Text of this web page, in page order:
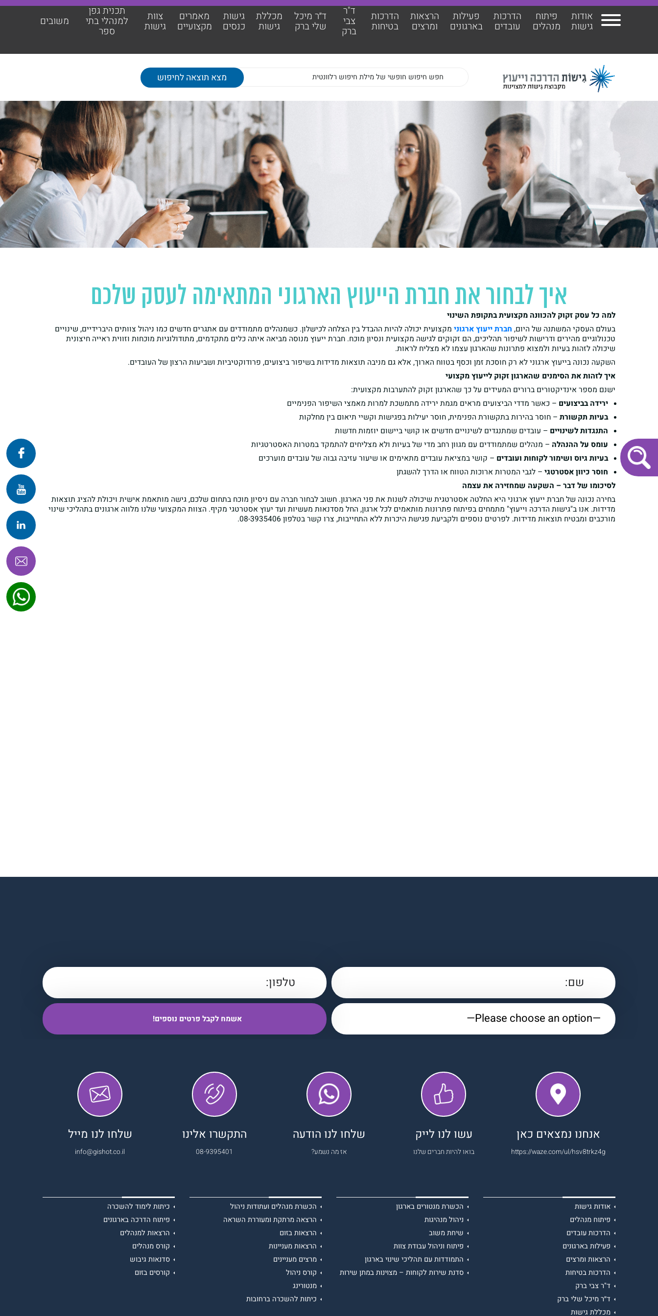
אודות
גישות
פיתוח
מנהלים
הדרכות
עובדים
פעילות
בארגונים
הרצאות
ומרצים
הדרכות
בטיחות
ד"ר
צבי
ברק
ד״ר מיכל
שלי ברק
מכללת
גישות
גישות
כנסים
מאמרים
מקצועיים
צוות
גישות
תכנית גפן
למנהלי בתי
ספר
משובים
אודות גישות
הרצאות ומרצים
ד״ר מיכל שלי ברק
מאמרים מקצועיים
צוות גישות
תכנית גפן למנהלי בתי ספר
איך לבחור את חברת הייעוץ הארגוני המתאימה לעסק שלכם
למה כל עסק זקוק להכוונה מקצועית בתקופת השינוי
בעולם העסקי המשתנה של היום, חברת ייעוץ ארגוני מקצועית יכולה להיות ההבדל בין הצלחה לכישלון. כשמנהלים מתמודדים עם אתגרים חדשים כמו ניהול צוותים היברידיים, שינויים
טכנולוגיים מהירים ודרישות לשיפור תהליכים, הם זקוקים לגישה מקצועית ונסיון מוכח. חברת ייעוץ מנוסה מביאה איתה כלים מתקדמים, מתודולוגיות מוכחות וזווית ראייה חיצונית
שיכולה לזהות בעיות ולמצוא פתרונות שהארגון עצמו לא מצליח לראות.
השקעה נכונה בייעוץ ארגוני לא רק חוסכת זמן וכסף בטווח הארוך, אלא גם מניבה תוצאות מדידות בשיפור ביצועים, פרודוקטיביות ושביעות הרצון של העובדים.
איך לזהות את הסימנים שהארגון זקוק לייעוץ מקצועי
ישנם מספר אינדיקטורים ברורים המעידים על כך שהארגון זקוק להתערבות מקצועית:
ירידה בביצועים – כאשר מדדי הביצועים מראים מגמת ירידה מתמשכת למרות מאמצי השיפור הפנימיים
בעיות תקשורת – חוסר בהירות בתקשורת הפנימית, חוסר יעילות בפגישות וקשיי תיאום בין מחלקות
התנגדות לשינויים – עובדים שמתנגדים לשינויים חדשים או קושי ביישום יוזמות חדשות
עומס על ההנהלה – מנהלים שמתמודדים עם מגוון רחב מדי של בעיות ולא מצליחים להתמקד במטרות האסטרטגיות
בעיות גיוס ושימורלקוחות ועובדים – קושי במציאת עובדים מתאימים או שיעור עזיבה גבוה של עובדים מוערכים
חוסר כיוון אסטרטגי – לגבי המטרות ארוכות הטווח או הדרך להשגתן
לסיכומו של דבר – השקעה שמחזירה את עצמה
בחירה נכונה של חברת ייעוץ ארגוני היא החלטה אסטרטגית שיכולה לשנות את פני הארגון. חשוב לבחור חברה עם ניסיון מוכח בתחום שלכם, גישה מותאמת אישית ויכולת להציג תוצאות
מדידות. אנו ב"גישות הדרכה וייעוץ" מתמחים בפיתוח פתרונות מותאמים לכל ארגון, החל מסדנאות מעשיות ועד יעוץ אסטרטגי מקיף. הצוות המקצועי שלנו מלווה ארגונים בתהליכי שינוי
מורכבים ומבטיח תוצאות מדידות. לפרטים נוספים ולקביעת פגישת היכרות ללא התחייבות, צרו קשר בטלפון 08-3935406.
אנחנו נמצאים כאן
https://waze.com/ul/hsv8trkz4g
עשו לנו לייק
בואו להיות חברים שלנו
שלחו לנו הודעה
אז מה נשמע?
התקשרו אלינו
08-9395401
שלחו לנו מייל
info@gishot.co.il
אודות גישות
פיתוח מנהלים
הדרכות עובדים
פעילות בארגונים
הרצאות ומרצים
הדרכות בטיחות
ד"ר צבי ברק
ד״ר מיכל שלי ברק
מכללת גישות
הכשרת מנטורים בארגון
ניהול מנהיגות
שיחת משוב
פיתוח וניהול עבודת צוות
התמודדות עם תהליכי שינוי בארגון
סדנת שירות לקוחות – מצוינות במתן שירות
הכשרת מנהלים ועתודות ניהול
הרצאה מרתקת ומעוררת השראה
הרצאות בזום
הרצאות מעניינות
מרצים מעניינים
קורס ניהול
מנטורינג
כיתות להשכרה ברחובות
כיתות לימוד להשכרה
פיתוח הדרכה בארגונים
הרצאות למנהלים
קורס מנהלים
סדנאות גיבוש
קורסים בזום